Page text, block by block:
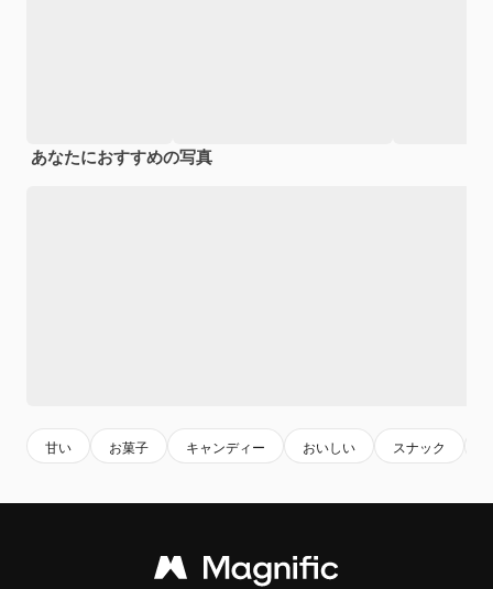
あなたにおすすめの写真
甘い お菓子 キャンディー おいしい スナック